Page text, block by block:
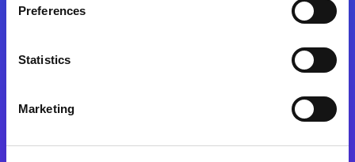
Preferences
Statistics
Marketing